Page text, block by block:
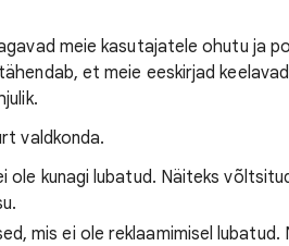
meie kasutajatele ohutu ja
et meie eeskirjad
valdkonda.
ole kunagi lubatud. Näiteks
mis ei ole reklaamimisel lubatud.